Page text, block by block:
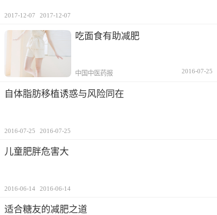
2017-12-07 2017-12-07
吃面食有助减肥
中国中医药报 2016-07-25
自体脂肪移植诱惑与风险同在
2016-07-25 2016-07-25
儿童肥胖危害大
2016-06-14 2016-06-14
适合糖友的减肥之道